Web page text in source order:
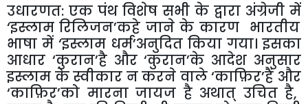
उधारणत: एक पंथ विशेष सभी के द्वारा अंग्रेजी में
‘इस्लाम रिलिजन’कहे जाने के कारण भारतीय
भाषा में ‘इस्लाम धर्म’अनुदित किया गया। इसका
आधार ‘कुरान’है और‘कुरान’के आदेश अनुसार
इस्लाम केस्वीकार नकरने वाले‘काफ़िर’हैं और
‘काफ़िर’को मारना जायज है अथात् उचित है,